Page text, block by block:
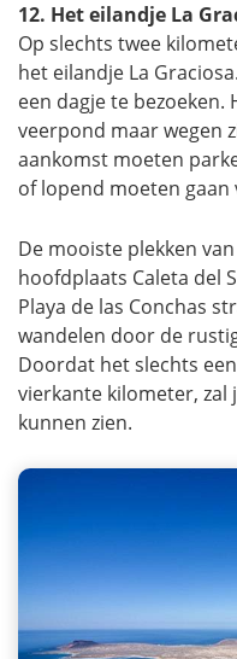
12. Het eilandje La
Op slechts twee
het eilandje La
een dagje te
veerpond maar wegen
aankomst moeten
of lopend moeten gaan
De mooiste plekken
hoofdplaats Caleta del
Playa de las Conchas
wandelen door de
Doordat het slechts
vierkante kilometer, zal
kunnen zien.